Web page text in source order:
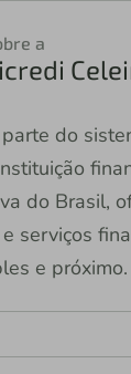
a
do
do Brasil,
serviços
e próximo.